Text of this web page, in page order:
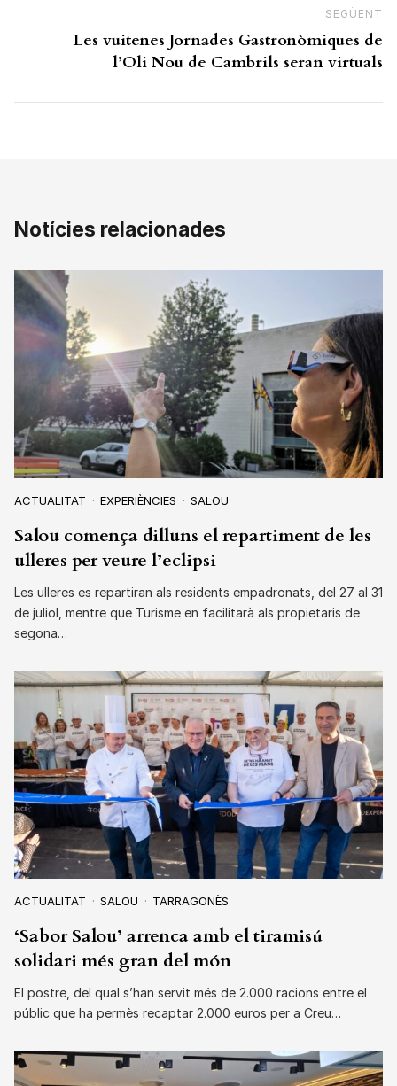
SEGÜENT
Les vuitenes Jornades Gastronòmiques de
l’Oli Nou de Cambrils seran virtuals
Notícies relacionades
ACTUALITAT EXPERIÈNCIES SALOU
Salou comença dilluns el repartiment de les
ulleres per veure l’eclipsi
Les ulleres es repartiran als residents empadronats, del 27 al 31
de juliol, mentre que Turisme en facilitarà als propietaris de
segona…
ACTUALITAT SALOU TARRAGONÈS
‘Sabor Salou’ arrenca amb el tiramisú
solidari més gran del món
El postre, del qual s’han servit més de 2.000 racions entre el
públic que ha permès recaptar 2.000 euros per a Creu…